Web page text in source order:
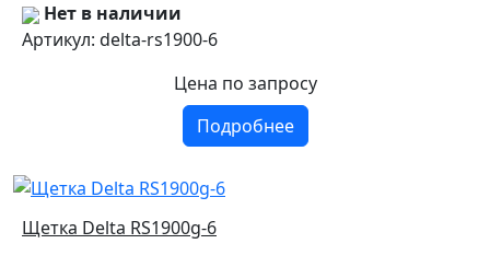
Нет в наличии
Артикул: delta-rs1900-6
Цена по запросу
Подробнее
Щетка Delta RS1900g-6